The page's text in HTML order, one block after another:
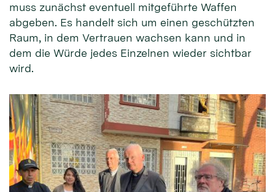
muss zunächst eventuell mitgeführte Waffen
abgeben. Es handelt sich um einen geschützten
Raum, in dem Vertrauen wachsen kann und in
dem die Würde jedes Einzelnen wieder sichtbar
wird.